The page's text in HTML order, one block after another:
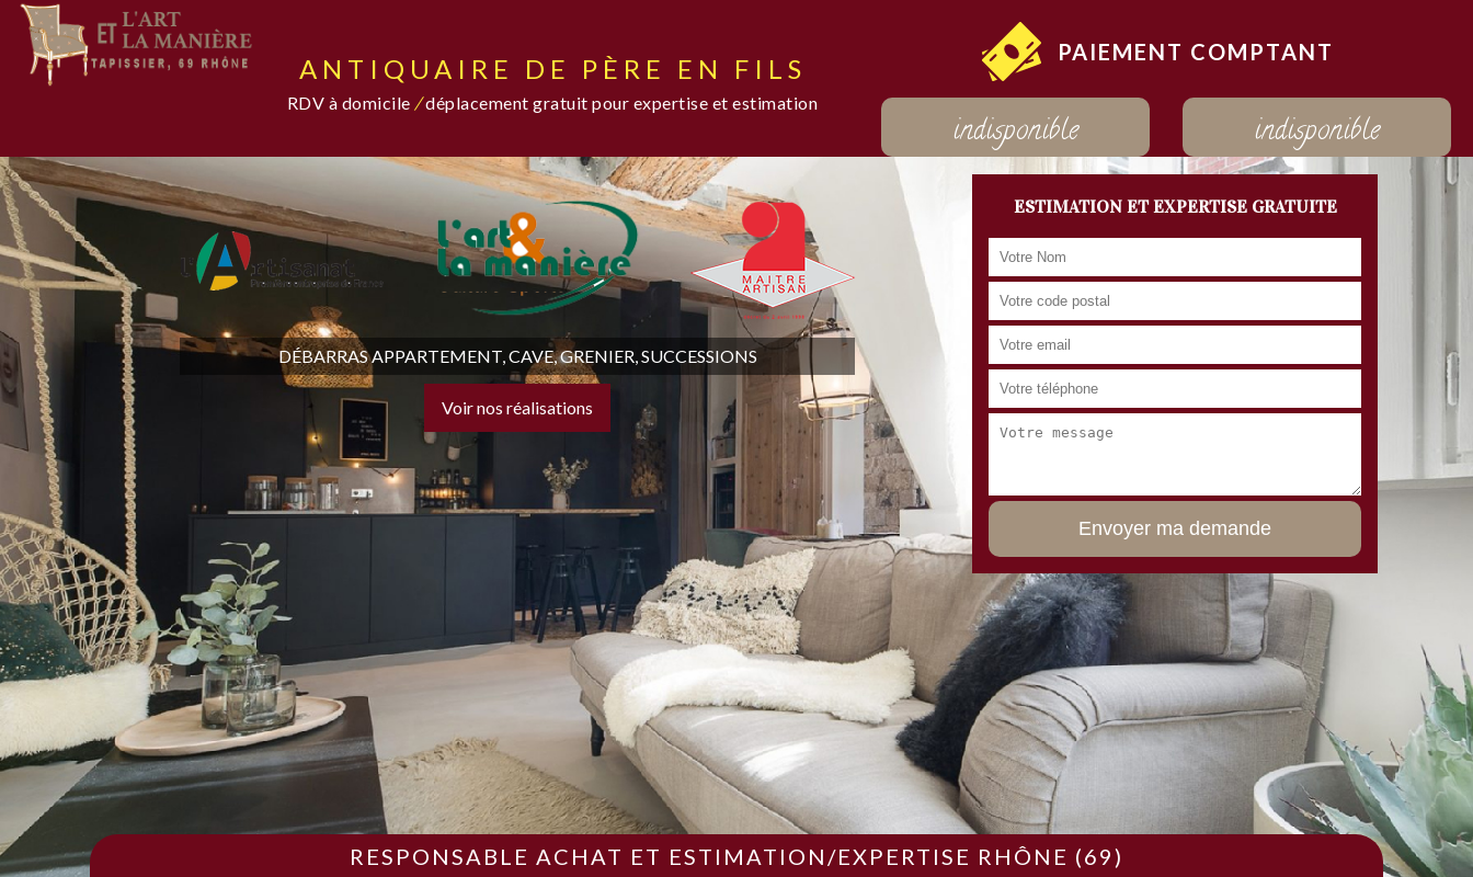
ANTIQUAIRE DE PÈRE EN FILS
RDV à domicile /déplacement gratuit pour expertise et estimation
PAIEMENT COMPTANT
indisponible indisponible
DÉBARRAS APPARTEMENT, CAVE, GRENIER, SUCCESSIONS
Voir nos réalisations
ESTIMATION ET EXPERTISE GRATUITE
RESPONSABLE ACHAT ET ESTIMATION/EXPERTISE RHÔNE (69)